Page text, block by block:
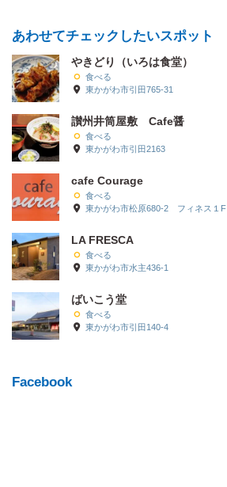
あわせてチェックしたいスポット
やきどり（いろは食堂）
食べる
東かがわ市引田765-31
讃州井筒屋敷 Cafe醤
食べる
東かがわ市引田2163
cafe Courage
食べる
東かがわ市松原680-2 フィネス１F
LA FRESCA
食べる
東かがわ市水主436-1
ばいこう堂
食べる
東かがわ市引田140-4
Facebook